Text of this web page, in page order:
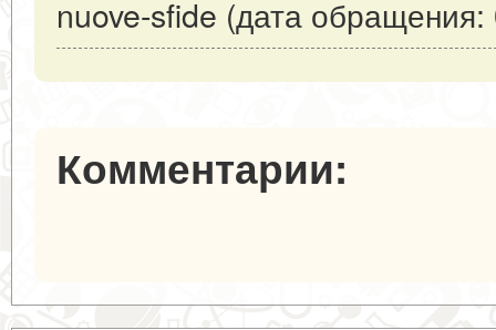
nuove-sfide (дата
Комментарии: